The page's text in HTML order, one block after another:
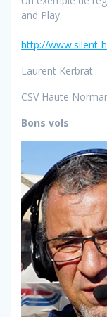
and Play.
http://www.silent-
Laurent Kerbrat
CSV Haute
Bons vols